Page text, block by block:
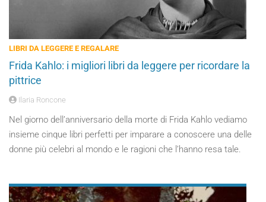
LIBRI DA LEGGERE E REGALARE
Frida Kahlo: i migliori libri da leggere per ricordare la
pittrice
Ilaria Roncone
Nel giorno dell’anniversario della morte di Frida Kahlo vediamo
insieme cinque libri perfetti per imparare a conoscere una delle
donne più celebri al mondo e le ragioni che l’hanno resa tale.